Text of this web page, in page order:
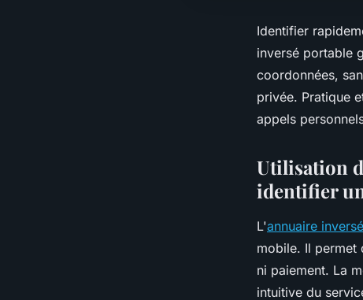
Identifier
inversé portable
coordonnées,
privée. Pratique
appels
Utilisation
identifier
L'annuaire
mobile. Il permet
ni paiement. La
intuitive du